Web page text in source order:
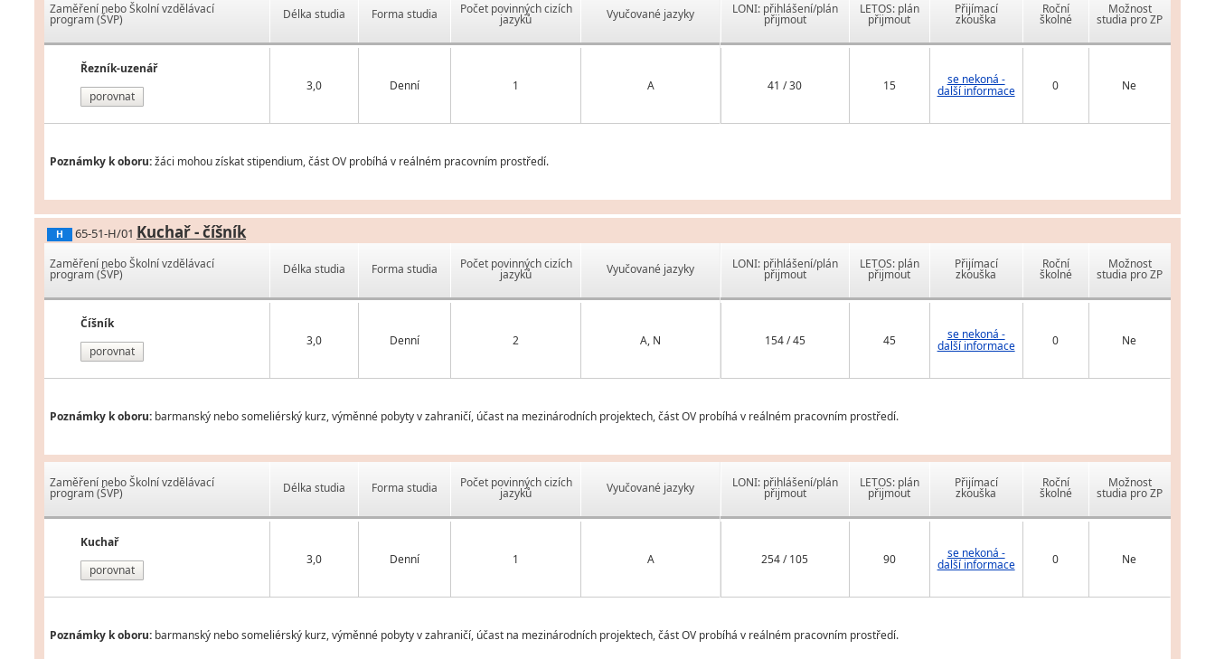
Zaměření nebo Školní vzdělávací
program (ŠVP)
Řezník-uzenář
porovnat
Délka studia Forma studia Počet povinných cizích
jazyků Vyučované jazyky
3,0 Denní 1 A
LONI: přihlášení/plán
přijmout
LETOS: plán
přijmout
Přijímací
zkouška
Roční
školné
Možnost
studia pro ZP
41 / 30 15 se nekoná -
další informace 0 Ne
Poznámky k oboru:žáci mohou získat stipendium, část OV probíhá v reálném pracovním prostředí.
H 65-51-H/01 Kuchař - číšník
Zaměření nebo Školní vzdělávací
program (ŠVP)
Číšník
porovnat
Délka studia Forma studia Počet povinných cizích
jazyků Vyučované jazyky
3,0 Denní 2 A, N
LONI: přihlášení/plán
přijmout
LETOS: plán
přijmout
Přijímací
zkouška
Roční
školné
Možnost
studia pro ZP
154 / 45 45 se nekoná -
další informace 0 Ne
Poznámky k oboru: barmanský nebo someliérský kurz, výměnné pobyty v zahraničí, účast na mezinárodních projektech, část OV probíhá v reálném pracovním prostředí.
Zaměření nebo Školní vzdělávací
program (ŠVP)
Kuchař
porovnat
Délka studia Forma studia Počet povinných cizích
jazyků Vyučované jazyky
3,0 Denní 1 A
LONI: přihlášení/plán
přijmout
LETOS: plán
přijmout
Přijímací
zkouška
Roční
školné
Možnost
studia pro ZP
254 / 105 90 se nekoná -
další informace 0 Ne
Poznámky k oboru: barmanský nebo someliérský kurz, výměnné pobyty v zahraničí, účast na mezinárodních projektech, část OV probíhá v reálném pracovním prostředí.